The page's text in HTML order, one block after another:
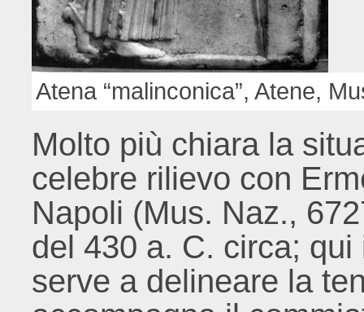
Atena “malinconica”, Atene,
Molto più chiara la
celebre rilievo con
Napoli (Mus. Naz.,
del 430 a. C. circa;
serve a delineare la